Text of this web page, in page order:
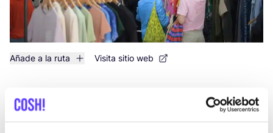
Añade a la ruta Visita sitio web